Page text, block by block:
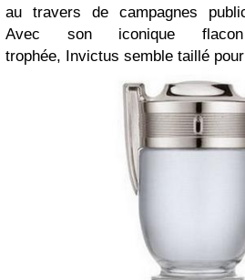
au travers de campagnes
Avec son iconique
trophée, Invictus semble taillé